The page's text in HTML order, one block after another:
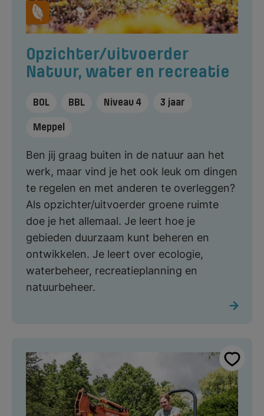
Opzichter/uitvoerder
Natuur, water en recreatie
BOL BBL Niveau 4 3 jaar
Meppel
Ben jij graag buiten in de natuur aan het
werk, maar vind je het ook leuk om dingen
te regelen en met anderen te overleggen?
Als opzichter/uitvoerder groene ruimte
doe je het allemaal. Je leert hoe je
gebieden duurzaam kunt beheren en
ontwikkelen. Je leert over ecologie,
waterbeheer, recreatieplanning en
natuurbeheer.